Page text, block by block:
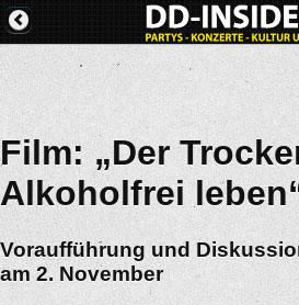
Film: „Der
Alkoholfrei
Voraufführung und
am 2. November